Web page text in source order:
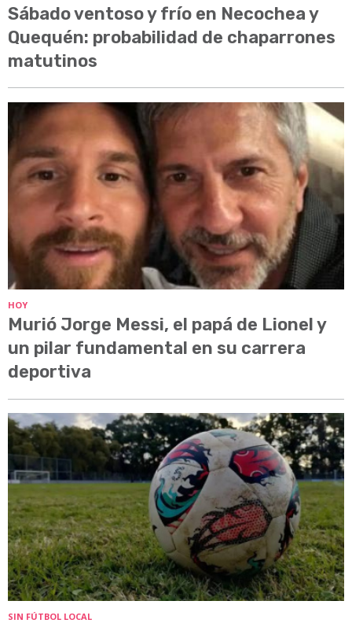
Sábado ventoso y frío en Necochea y
Quequén: probabilidad de chaparrones
matutinos
HOY
Murió Jorge Messi, el papá de Lionel y
un pilar fundamental en su carrera
deportiva
SIN FÚTBOL LOCAL